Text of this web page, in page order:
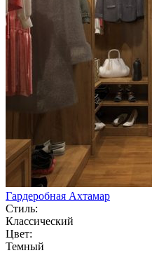
Гардеробная Ахтамар
Стиль:
Классический
Цвет:
Темный